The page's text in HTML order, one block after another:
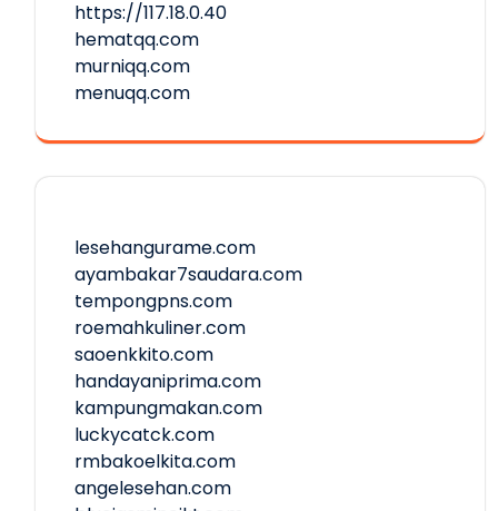
https://117.18.0.40
hematqq.com
murniqq.com
menuqq.com
lesehangurame.com
ayambakar7saudara.com
tempongpns.com
roemahkuliner.com
saoenkkito.com
handayaniprima.com
kampungmakan.com
luckycatck.com
rmbakoelkita.com
angelesehan.com